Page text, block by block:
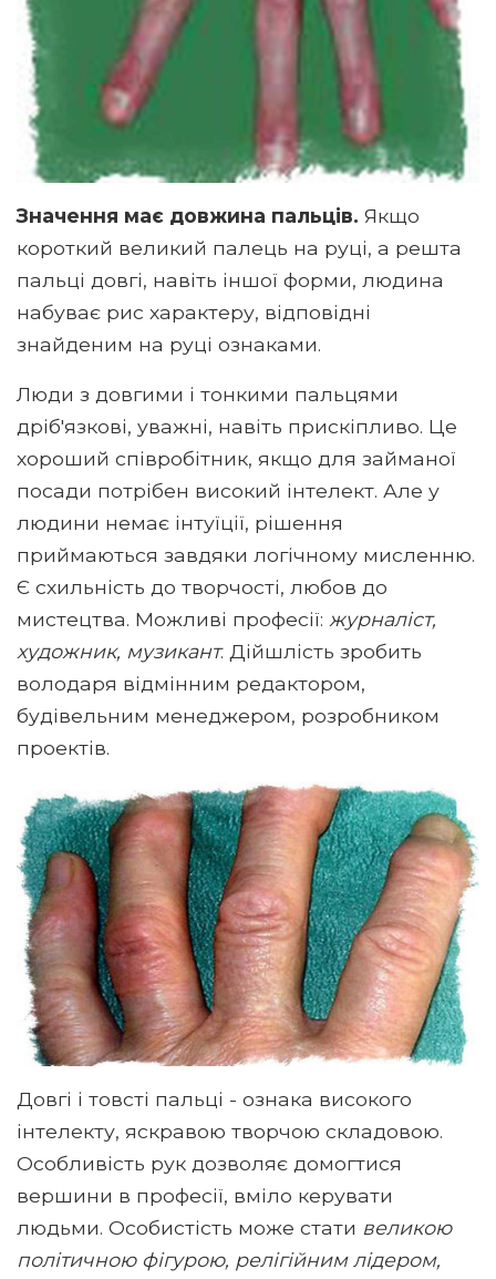
Значення має довжина пальців. Якщо
короткий великий палець на руці, а решта
пальці довгі, навіть іншої форми, людина
набуває рис характеру, відповідні
знайденим на руці ознаками.
Люди з довгими і тонкими пальцями
дріб'язкові, уважні, навіть прискіпливо. Це
хороший співробітник, якщо для займаної
посади потрібен високий інтелект. Але у
людини немає інтуїції, рішення
приймаються завдяки логічному мисленню.
Є схильність до творчості, любов до
мистецтва. Можливі професії: журналіст,
художник, музикант. Дійшлість зробить
володаря відмінним редактором,
будівельним менеджером, розробником
проектів.
Довгі і товсті пальці - ознака високого
інтелекту, яскравою творчою складовою.
Особливість рук дозволяє домогтися
вершини в професії, вміло керувати
людьми. Особистість може стати великою
політичною фігурою, релігійним лідером,